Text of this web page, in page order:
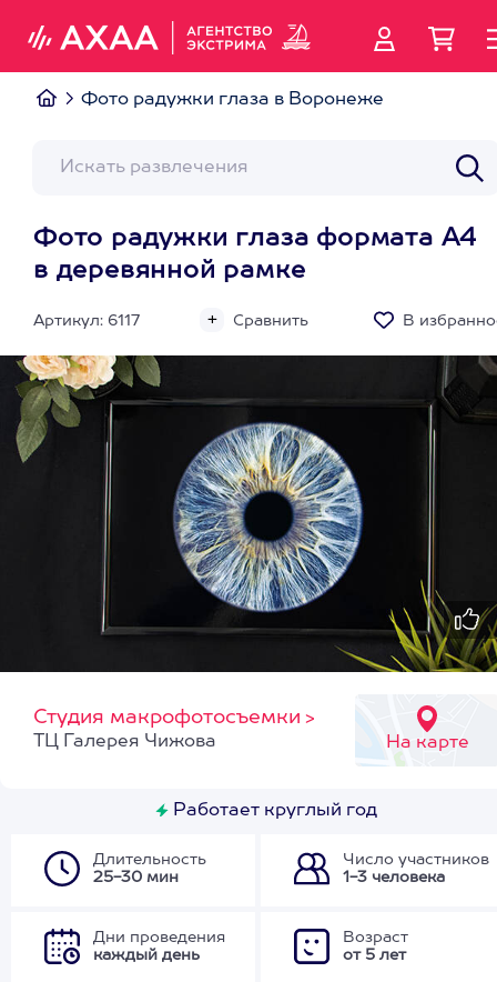
Фото радужки глаза в Воронеже
Фото радужки глаза формата А4
в деревянной рамке
Артикул: 6117 Сравнить В
Студия макрофотосъемки >
На карте
ТЦ Галерея Чижова
Работает круглый год
Длительность
25-30 мин
Число участников
1-3 человека
Дни проведения
каждый день
Возраст
от 5 лет